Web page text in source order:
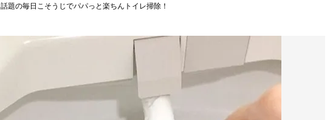
話題の毎日こそうじでパパっと楽ちんトイレ掃除！